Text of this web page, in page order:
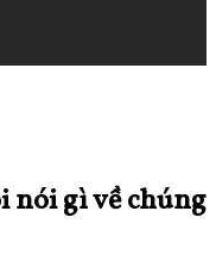
nói gì về chúng